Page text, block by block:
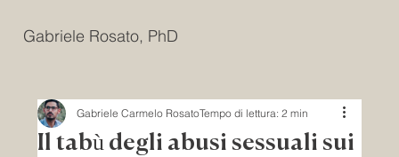
Gabriele Rosato, PhD
Il tabù degli abusi sessuali sui
Gabriele Carmelo RosatoTempo di lettura: 2 min